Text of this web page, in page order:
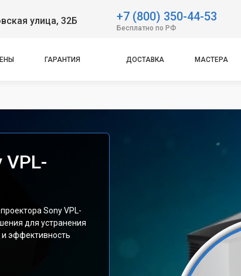
улица, 32Б +7 (800) 350-44-53
Бесплатно по РФ
ГАРАНТИЯ ДОСТАВКА МАСТЕРА
VPL-
Sony VPL-
для устранения
и эффективность